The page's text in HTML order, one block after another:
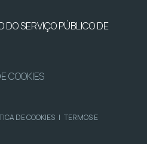
DO SERVIÇO PÚBLICO DE
COOKIES
DE COOKIES | TERMOS E